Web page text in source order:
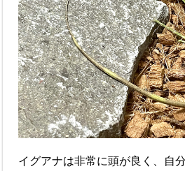
イグアナは非常に頭が良く、自